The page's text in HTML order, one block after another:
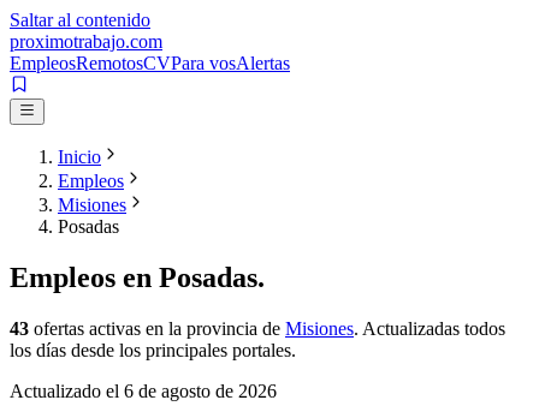
Saltar al contenido
proximotrabajo.com
EmpleosRemotosCVPara vosAlertas
Inicio
Empleos
Misiones
Posadas
Empleos en Posadas.
43 ofertas activas en la provincia de Misiones. Actualizadas todos
los días desde los principales portales.
Actualizado el 6 de agosto de 2026